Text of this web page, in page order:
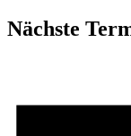
Nächste